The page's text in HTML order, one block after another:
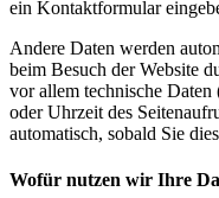
ein Kontaktformular
Andere Daten werden
beim Besuch der Website
vor allem technische
oder Uhrzeit des
automatisch, sobald Sie
Wofür nutzen wir Ihre